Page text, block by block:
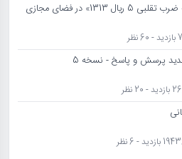
هشدار؛ مراقب «سکه ضرب تقلبی 5 ریال 1313» در فضای مجازی
پرسش و پاسخ - نسخه 5